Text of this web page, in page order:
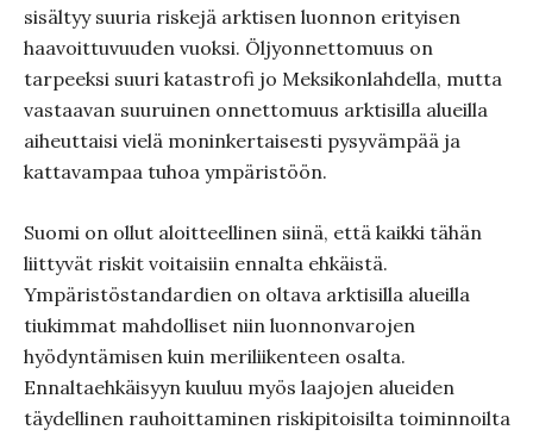
sisältyy suuria riskejä arktisen luonnon erityisen
haavoittuvuuden vuoksi. Öljyonnettomuus on
tarpeeksi suuri katastrofi jo Meksikonlahdella, mutta
vastaavan suuruinen onnettomuus arktisilla alueilla
aiheuttaisi vielä moninkertaisesti pysyvämpää ja
kattavampaa tuhoa ympäristöön.
Suomi on ollut aloitteellinen siinä, että kaikki tähän
liittyvät riskit voitaisiin ennalta ehkäistä.
Ympäristöstandardien on oltava arktisilla alueilla
tiukimmat mahdolliset niin luonnonvarojen
hyödyntämisen kuin meriliikenteen osalta.
Ennaltaehkäisyyn kuuluu myös laajojen alueiden
täydellinen rauhoittaminen riskipitoisilta toiminnoilta